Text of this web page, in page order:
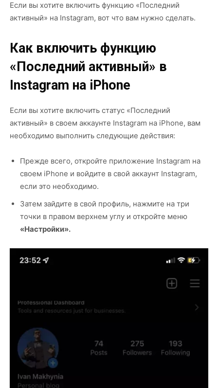
Если вы хотите включить функцию «Последний
активный» на Instagram, вот что вам нужно сделать.
Как включить функцию
«Последний активный» в
Instagram на iPhone
Если вы хотите включить статус «Последний
активный» в своем аккаунте Instagram на iPhone, вам
необходимо выполнить следующие действия:
Прежде всего, откройте приложение Instagram на
своем iPhone и войдите в свой аккаунт Instagram,
если это необходимо.
Затем зайдите в свой профиль, нажмите на три
точки в правом верхнем углу и откройте меню
«Настройки».